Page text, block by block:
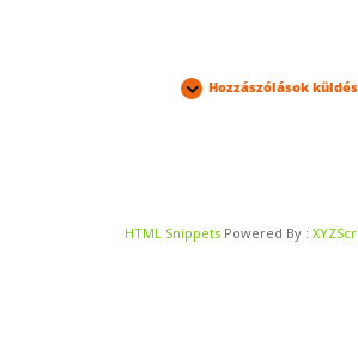
Hozzászólások
HTML Snippets Powered By :